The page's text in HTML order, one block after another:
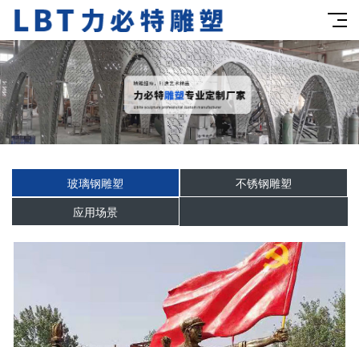
玻璃钢雕塑
不锈钢雕塑
应用场景